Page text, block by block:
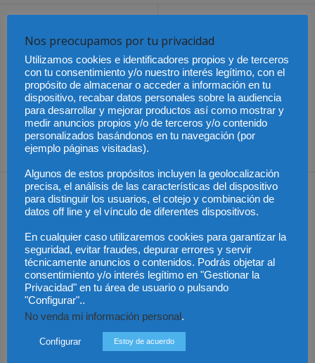
Mañana entra en vigor la
Ley de Estabilidad
Presupuestaria y
Sostenibilidad Financiera
que obligará a todas las
administraciones a un
ejercicio de austeridad
notable
El número de parados
aumenta en 365.900
personas en el primer
trimestre, hasta los 5,639
millones
Artículos relacionados Más del autor
Cómo proteger tu
propiedad intelectual en
el extranjero: claves
lingüísticas y jurídicas
El Pleno del CGPJ
Familias por
Últimas modificaciones
en la Ley de Sociedades
Nos preocupamos por tu privacidad
Utilizamos cookies e identificadores propios y de terceros
con tu consentimiento y/o nuestro interés legítimo, con el
propósito de almacenar o acceder a información en tu
dispositivo, recabar datos personales sobre la audiencia
para desarrollar y mejorar productos así como mostrar y
medir anuncios propios y/o de terceros y/o contenido
personalizados basándonos en tu navegación (por
ejemplo páginas visitadas).
Algunos de estos propósitos incluyen la geolocalización
precisa, el análisis de las características del dispositivo
para distinguir los usuarios, el cotejo y combinación de
datos off line y el vínculo de diferentes dispositivos.
En cualquier caso utilizaremos cookies para garantizar la
seguridad, evitar fraudes, depurar errores y servir
técnicamente anuncios o contenidos. Podrás objetar al
consentimiento y/o interés legítimo en "Gestionar la
Privacidad" en tu área de usuario o pulsando
"Configurar"..
No venda mi información personal .
Configurar Estoy de acuerdo